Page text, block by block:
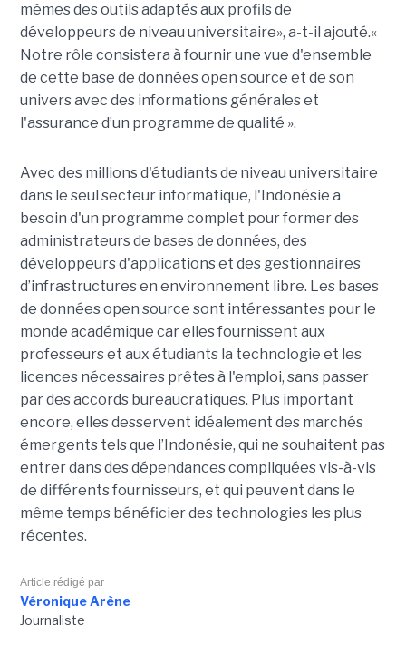
mêmes des outils adaptés aux profils de
développeurs de niveau universitaire», a-t-il ajouté.«
Notre rôle consistera à fournir une vue d'ensemble
de cette base de données open source et de son
univers avec des informations générales et
l'assurance d’un programme de qualité ».
Avec des millions d'étudiants de niveau universitaire
dans le seul secteur informatique, l'Indonésie a
besoin d'un programme complet pour former des
administrateurs de bases de données, des
développeurs d'applications et des gestionnaires
d’infrastructures en environnement libre. Les bases
de données open source sont intéressantes pour le
monde académique car elles fournissent aux
professeurs et aux étudiants la technologie et les
licences nécessaires prêtes à l'emploi, sans passer
par des accords bureaucratiques. Plus important
encore, elles desservent idéalement des marchés
émergents tels que l’Indonésie, qui ne souhaitent pas
entrer dans des dépendances compliquées vis-à-vis
de différents fournisseurs, et qui peuvent dans le
même temps bénéficier des technologies les plus
récentes.
Article rédigé par
Véronique Arène
Journaliste